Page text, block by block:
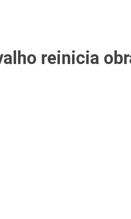
reinicia